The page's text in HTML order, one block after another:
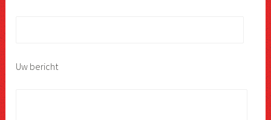
Uw bericht